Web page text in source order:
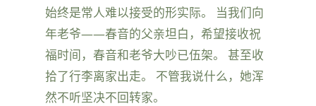
始终是常人难以接受的形实际。 当我们向
年老爷——春音的父亲坦白，希望接收祝
福时间，春音和老爷大吵已伍架。 甚至收
拾了行李离家出走。 不管我说什么，她浑
然不听坚决不回转家。